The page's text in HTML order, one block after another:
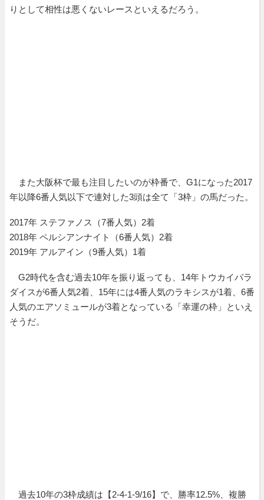
りとして相性は悪くないレースといえるだろう。
また大阪杯で最も注目したいのが枠番で、G1になった2017
年以降6番人気以下で連対した3頭は全て「3枠」の馬だった。
2017年 ステファノス（7番人気）2着
2018年 ペルシアンナイト（6番人気）2着
2019年 アルアイン（9番人気）1着
G2時代を含む過去10年を振り返っても、14年トウカイパラ
ダイスが6番人気2着、15年には4番人気のラキシスが1着、6番
人気のエアソミュールが3着となっている「幸運の枠」といえ
そうだ。
過去10年の3枠成績は【2-4-1-9/16】で、勝率12.5%、複勝